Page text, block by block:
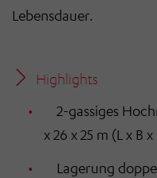
Lebensdauer.
Highlights
2-gassiges
x 26 x 25 m (L x B
Lagerung